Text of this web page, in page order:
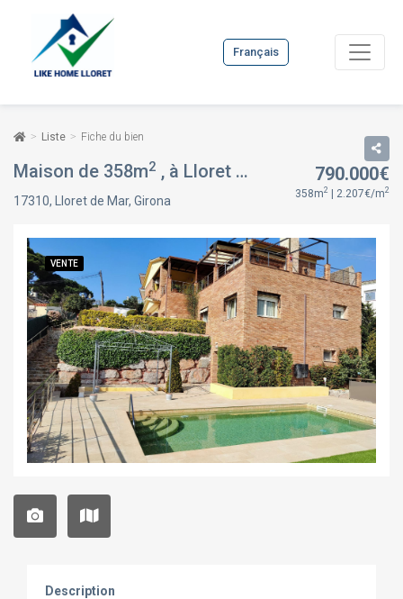
Français
Liste Fiche du bien
Maison de 358m2 , à Lloret de Mar, Girona VENTE
17310, Lloret de Mar, Girona
790.000€
358m2 | 2.207€/m2
VENTE
Description